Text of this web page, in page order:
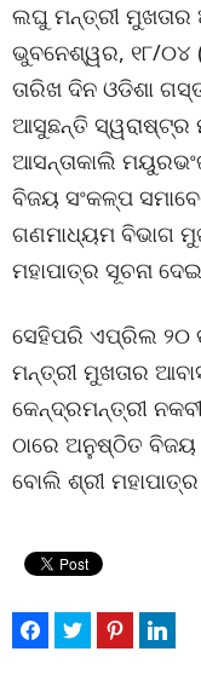
ଲଘୁ ମନ୍ତ୍ରୀ ମୁଖତାର
ଭୁବନେଶ୍ୱର, ୧୮/୦୪
ତାରିଖ ଦିନ ଓଡିଶା
ଆସୁଛନ୍ତି ସ୍ୱରାଷ୍ଟ୍ର
ଆସନ୍ତାକାଲି
ବିଜୟ ସଂକଳ୍ପ
ଗଣମାଧ୍ୟମ ବିଭାଗ
ମହାପାତ୍ର ସୂଚନା
ସେହିପରି ଏପ୍ରିଲ ୨୦
ମନ୍ତ୍ରୀ ମୁଖତାର
କେନ୍ଦ୍ରମନ୍ତ୍ରୀ
ଠାରେ ଅନୁଷ୍ଠିତ ବିଜୟ
ବୋଲି ଶ୍ରୀ